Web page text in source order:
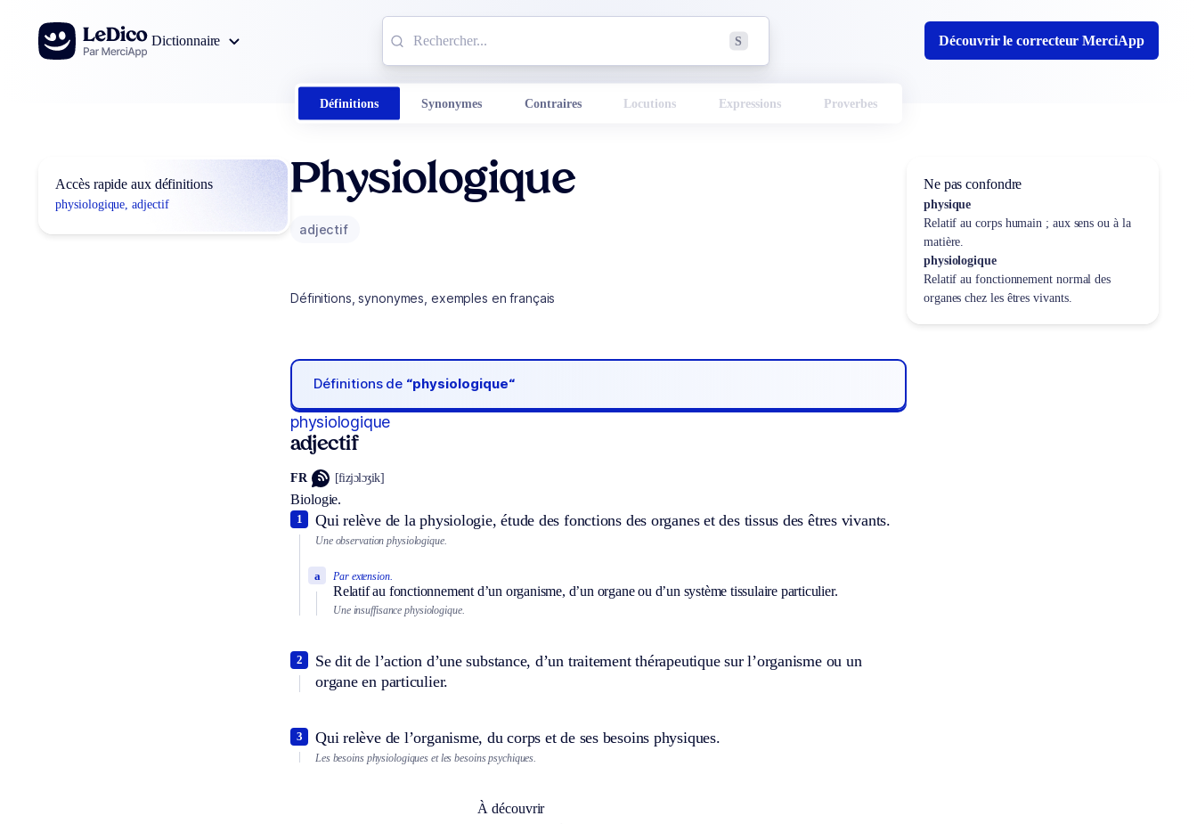
Aller au contenu
Dictionnaire
S Découvrir le correcteur MerciApp
Définitions Synonymes Contraires Locutions Expressions Proverbes
Accès rapide aux définitions
physiologique, adjectif
Physiologique
adjectif
Définitions, synonymes, exemples en français
Définitions de “physiologique“
physiologique
adjectif
FR [fizjɔlɔʒik]
Biologie.
Qui relève de la physiologie, étude des fonctions des organes et des tissus des êtres vivants.
1
Une observation physiologique.
Par extension.
Relatif au fonctionnement d’un organisme, d’un organe ou d’un système tissulaire particulier.
a
Une insuffisance physiologique.
Se dit de l’action d’une substance, d’un traitement thérapeutique sur l’organisme ou un
organe en particulier.
2
Qui relève de l’organisme, du corps et de ses besoins physiques.
3
Les besoins physiologiques et les besoins psychiques.
À découvrir
Ne pas confondre
physique
Relatif au corps humain ; aux sens ou à la
matière.
physiologique
Relatif au fonctionnement normal des
organes chez les êtres vivants.